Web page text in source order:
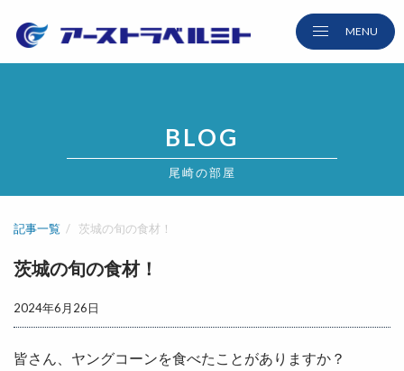
BLOG
尾崎の部屋
記事一覧 茨城の旬の食材！
茨城の旬の食材！
2024年6月26日
皆さん、ヤングコーンを食べたことがありますか？